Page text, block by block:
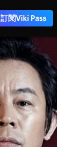
訂閱Viki Pass